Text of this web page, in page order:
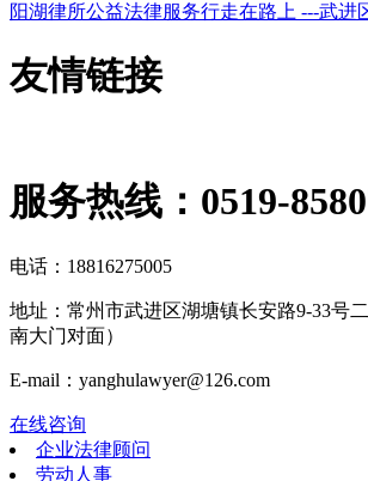
阳湖律所公益法律服务行走在路上 ---武进
友情链接
服务热线： 0519-
电话：18816275005
地址：常州市武进区湖塘镇长安路9-33号
南大门对面）
E-mail：yanghulawyer@126.com
在线咨询
企业法律顾问
劳动人事